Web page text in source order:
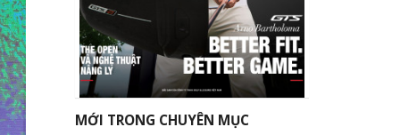
MỚI TRONG CHUYÊN MỤC